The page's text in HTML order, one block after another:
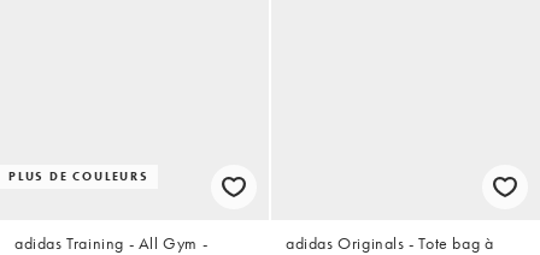
PLUS DE COULEURS
adidas Training - All Gym -
adidas Originals - Tote bag à